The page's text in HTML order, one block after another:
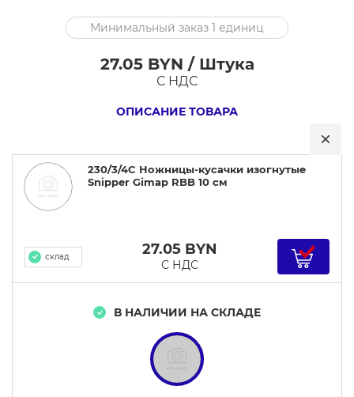
230/3/4C
Ножницы-
10
см
Минимальный заказ 1 единиц
27.05 BYN / Штука
С НДС
ОПИСАНИЕ ТОВАРА
230/3/4C Ножницы-кусачки изогнутые
Snipper Gimap RBB 10 см
склад 27.05 BYN
С НДС
В НАЛИЧИИ НА СКЛАДЕ